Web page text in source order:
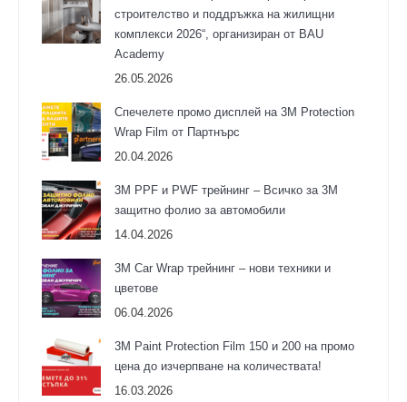
строителство и поддръжка на жилищни
комплекси 2026“, организиран от BAU
Academy
26.05.2026
Спечелете промо дисплей на 3M Protection
Wrap Film от Партнърс
20.04.2026
3M PPF и PWF трейнинг – Всичко за 3М
защитно фолио за автомобили
14.04.2026
3M Car Wrap трейнинг – нови техники и
цветове
06.04.2026
3М Paint Protection Film 150 и 200 на промо
цена до изчерпване на количествата!
16.03.2026